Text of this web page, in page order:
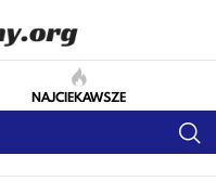
NAJCIEKAWSZE